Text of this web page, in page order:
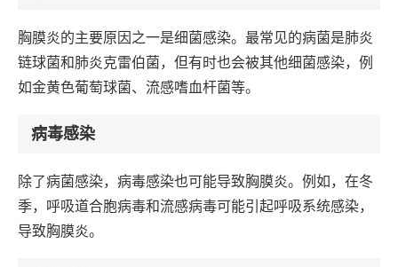
胸膜炎的主要原因之一是细菌感染。最常见的病菌是肺炎
链球菌和肺炎克雷伯菌，但有时也会被其他细菌感染，例
如金黄色葡萄球菌、流感嗜血杆菌等。
病毒感染
除了病菌感染，病毒感染也可能导致胸膜炎。例如，在冬
季，呼吸道合胞病毒和流感病毒可能引起呼吸系统感染，
导致胸膜炎。